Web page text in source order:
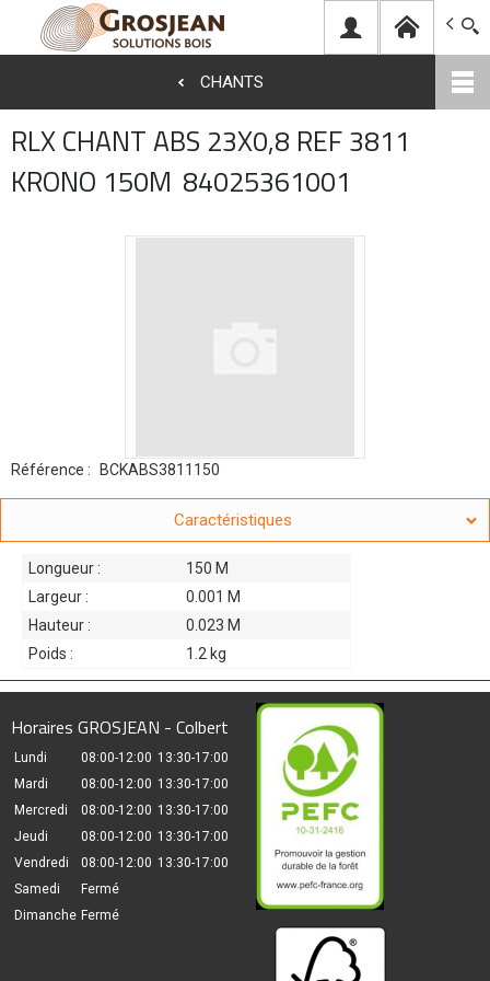
au
contenu
principal
CHANTS
RLX CHANT ABS 23X0,8 REF 3811
KRONO 150M 84025361001
Référence : BCKABS3811150
Caractéristiques
Longueur :
150 M
Largeur :
0.001 M
Hauteur :
0.023 M
Poids :
1.2 kg
Horaires GROSJEAN - Colbert
Lundi 08:00-12:00 13:30-17:00
Mardi
08:00-12:00 13:30-17:00
Mercredi
08:00-12:00 13:30-17:00
Jeudi
08:00-12:00 13:30-17:00
Vendredi
08:00-12:00 13:30-17:00
Samedi
Fermé
Dimanche Fermé